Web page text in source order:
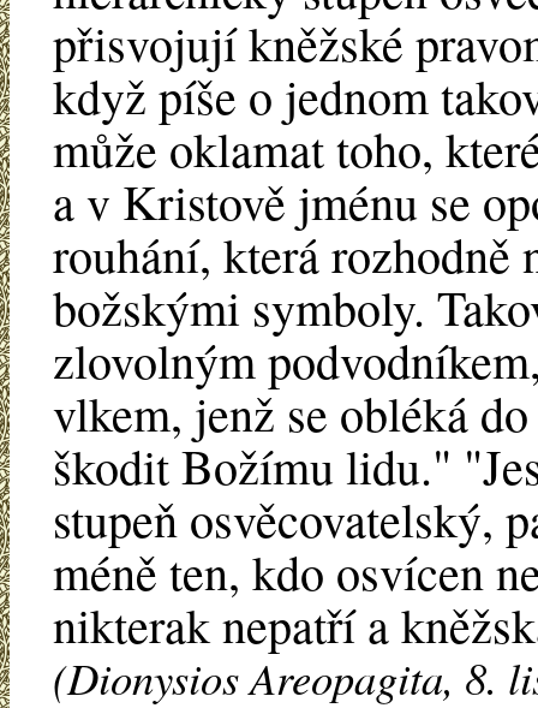
přisvojují kněžské
když píše o jednom
může oklamat toho,
a v Kristově jménu se
rouhání, která rozhodně
božskými symboly.
zlovolným
vlkem, jenž se obléká
škodit Božímu lidu."
stupeň osvěcovatelský,
méně ten, kdo osvícen
nikterak nepatří a
(Dionysios Areopagita, 8.